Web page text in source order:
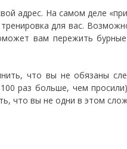
адрес. На самом деле
для вас.
вам пережить
что вы не обязаны
раз больше, чем
что вы не одни в этом